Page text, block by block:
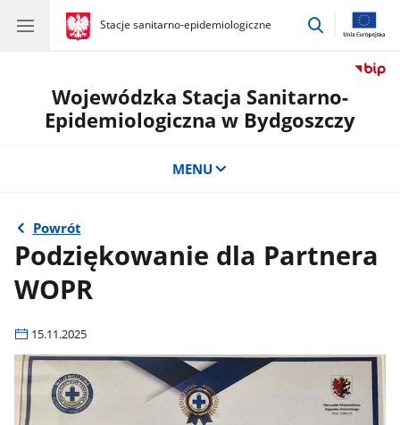
gov.pl
Stacje sanitarno-epidemiologiczne
gov.pl
Stacje
przejdź
Wojewódzka Stacja Sanitarno-
Epidemiologiczna w Bydgoszczy
MENU
Powrót
Podziękowanie dla Partnera
WOPR
15.11.2025